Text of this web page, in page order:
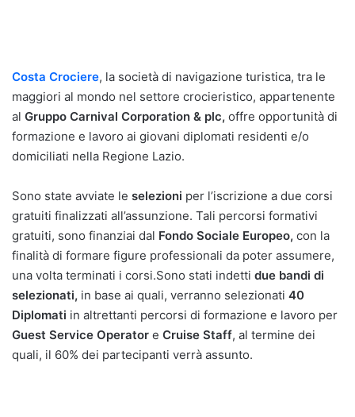
Costa Crociere, la società di navigazione turistica, tra le
maggiori al mondo nel settore crocieristico, appartenente
al Gruppo Carnival Corporation & plc, offre opportunità di
formazione e lavoro ai giovani diplomati residenti e/o
domiciliati nella Regione Lazio.
Sono state avviate le selezioni per l’iscrizione a due corsi
gratuiti finalizzati all’assunzione. Tali percorsi formativi
gratuiti, sono finanziai dal Fondo Sociale Europeo, con la
finalità di formare figure professionali da poter assumere,
una volta terminati i corsi.Sono stati indetti due bandi di
selezionati, in base ai quali, verranno selezionati 40
Diplomati in altrettanti percorsi di formazione e lavoro per
Guest Service Operator e Cruise Staff, al termine dei
quali, il 60% dei partecipanti verrà assunto.